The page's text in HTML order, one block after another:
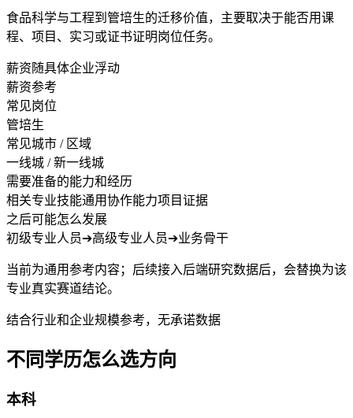
食品科学与工程到管培生的迁移价值，主要取决于能否用课
程、项目、实习或证书证明岗位任务。
薪资随具体企业浮动
薪资参考
常见岗位
管培生
常见城市 / 区域
一线城 / 新一线城
需要准备的能力和经历
相关专业技能通用协作能力项目证据
之后可能怎么发展
初级专业人员➔高级专业人员➔业务骨干
当前为通用参考内容；后续接入后端研究数据后，会替换为该
专业真实赛道结论。
结合行业和企业规模参考，无承诺数据
不同学历怎么选方向
本科